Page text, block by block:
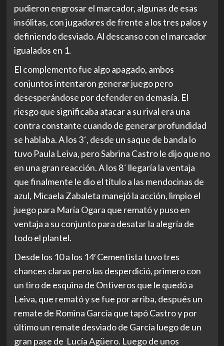
pudieron engrosar el marcador, algunas de esas
insólitas, con jugadores de frente a los tres palos y
definiendo desviado. Al descanso con el marcador
igualados en 1.
El complemento fue algo apagado, ambos
conjuntos intentaron generar juego pero
desesperándose por defender en demasía. El
riesgo que significaba atacar a su rival era una
contra constante cuando de generar profundidad
se hablaba. A los 3´, desde un saque de banda lo
tuvo Paula Leiva, pero Sabrina Castro le dijo que no
en una gran reacción. A los 8´ llegaría la ventaja
que finalmente le dio el título a las mendocinas de
azul, Micaela Zabaleta manejó la acción, limpio el
juego para María Ogara que remató y puso en
ventaja a su conjunto para desatar la alegría de
todo el plantel.
Desde los 10 a los 14′ Cementista tuvo tres
chances claras pero las desperdició, primero con
un tiro de esquina de Ontiveros que le quedó a
Leiva, que remató y se fue por arriba, después un
remate de Romina García que tapó Castro y por
último un remate desviado de García luego de un
gran pase de Lucía Agüero. Luego de unos